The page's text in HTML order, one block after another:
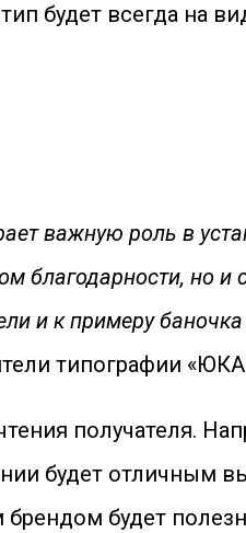
будет всегда на
важную роль в
благодарности, но
и к примеру
типографии
получателя.
будет отличным
будет